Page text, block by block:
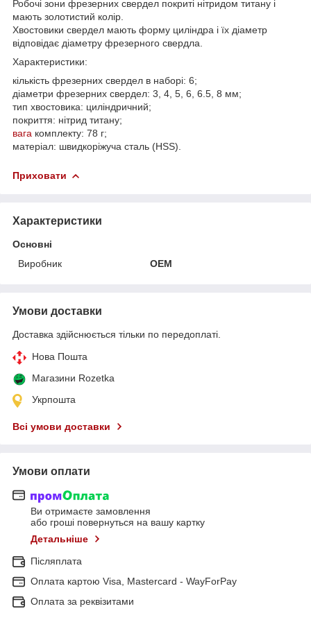
Робочі зони фрезерних свердел покриті нітридом титану і
мають золотистий колір.
Хвостовики свердел мають форму циліндра і їх діаметр
відповідає діаметру фрезерного свердла.
Характеристики:
кількість фрезерних свердел в наборі: 6;
діаметри фрезерних свердел: 3, 4, 5, 6, 6.5, 8 мм;
тип хвостовика: циліндричний;
покриття: нітрид титану;
вага комплекту: 78 г;
матеріал: швидкоріжуча сталь (HSS).
Приховати
Характеристики
Основні
Виробник
OEM
Умови доставки
Доставка здійснюється тільки по передоплаті.
Нова Пошта
Магазини Rozetka
Укрпошта
Всі умови доставки
Умови оплати
Ви отримаєте замовлення
або гроші повернуться на вашу картку
Детальніше
Післяплата
Оплата картою Visa, Mastercard - WayForPay
Оплата за реквізитами